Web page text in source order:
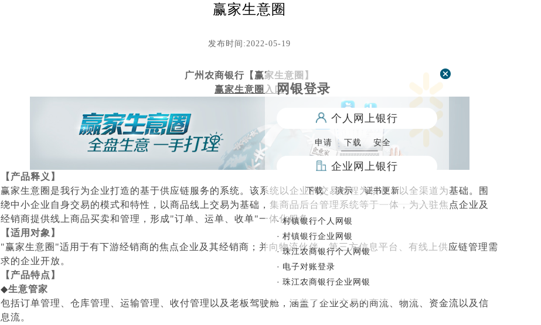
网银登录
个人网上银行
申请 下载 安全
企业网上银行
下载 演示 证书更新
· 村镇银行个人网银
· 村镇银行企业网银
· 珠江农商银行个人网银
· 电子对账登录
· 珠江农商银行企业网银
赢家生意圈
发布时间:2022-05-19
广州农商银行【赢家生意圈】
赢家生意圈入口
【产品释义】
赢家生意圈是我行为企业打造的基于供应链服务的系统。该系统以企业的交易过程为核心，以全渠道为基础。围
绕中小企业自身交易的模式和特性，以商品线上交易为基础，集商品后台管理系统等于一体，为入驻焦点企业及
经销商提供线上商品买卖和管理，形成"订单、运单、收单"一体化服务。
【适用对象】
"赢家生意圈 "适用于有下游经销商的焦点企业及其经销商；并向物流伙伴、第三方信息平台、有线上供应链管理需
求的企业开放。
【产品特点】
◆生意管家
包括订单管理、仓库管理、运输管理、收付管理以及老板驾驶舱，涵盖了企业交易的商流、物流、资金流以及信
息流。